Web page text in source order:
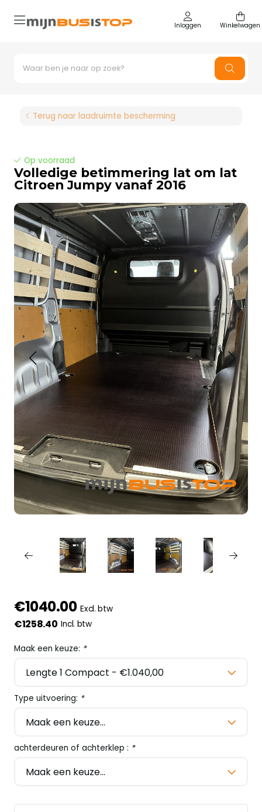
Inloggen Winkelwagen
Terug naar laadruimte bescherming
Op voorraad
Volledige betimmering lat om lat
Citroen Jumpy vanaf 2016
€1040.00 Excl. btw
€1258.40 Incl. btw
Maak een keuze: *
Type uitvoering: *
achterdeuren of achterklep : *